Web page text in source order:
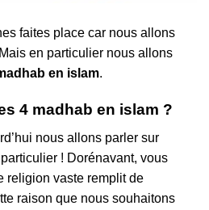
faites place car nous allons
en particulier nous allons
en islam.
4 madhab en islam ?
nous allons parler sur
! Dorénavant, vous
religion vaste remplit de
raison que nous souhaitons